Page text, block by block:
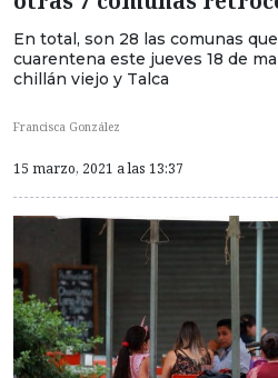
En total, son 28 las comunas
cuarentena este jueves 18 de
chillán viejo y Talca
Francisca González
15 marzo, 2021 a las 13:37